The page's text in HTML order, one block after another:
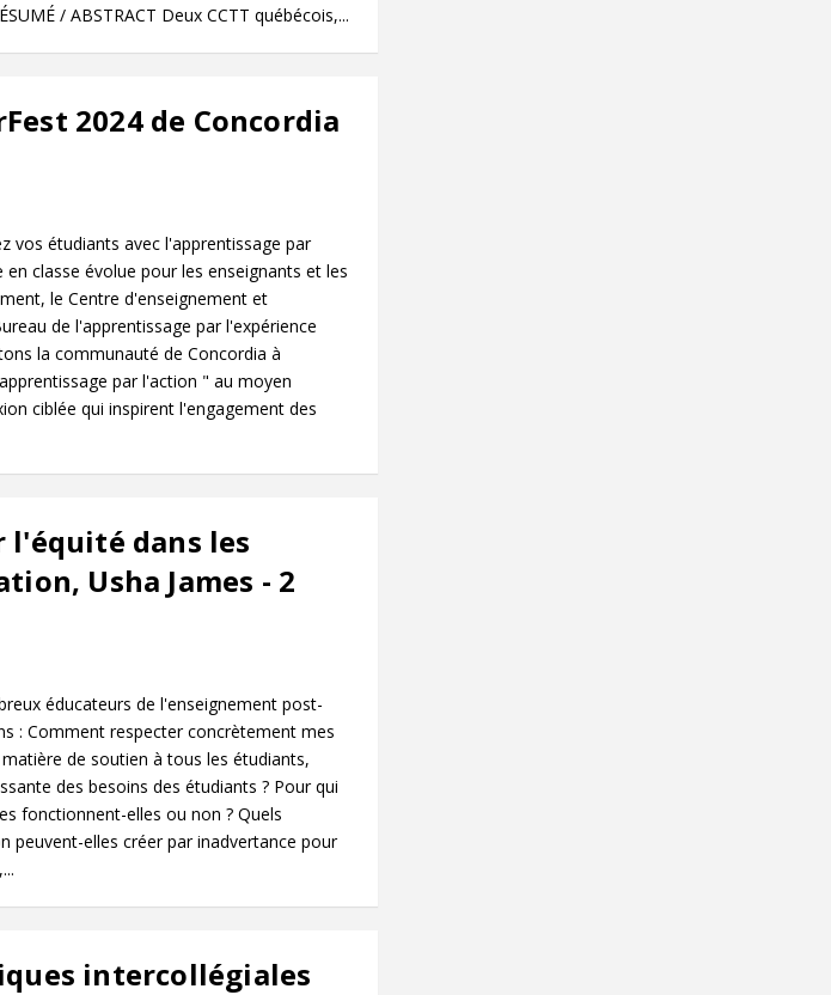
/ ABSTRACT Deux CCTT québécois,...
2024 de Concordia
vos étudiants avec l'apprentissage par
classe évolue pour les enseignants et les
le Centre d'enseignement et
de l'apprentissage par l'expérience
la communauté de Concordia à
par l'action " au moyen
ciblée qui inspirent l'engagement des
dans les
Usha James - 2
éducateurs de l'enseignement post-
: Comment respecter concrètement mes
de soutien à tous les étudiants,
des besoins des étudiants ? Pour qui
fonctionnent-elles ou non ? Quels
peuvent-elles créer par inadvertance pour
intercollégiales